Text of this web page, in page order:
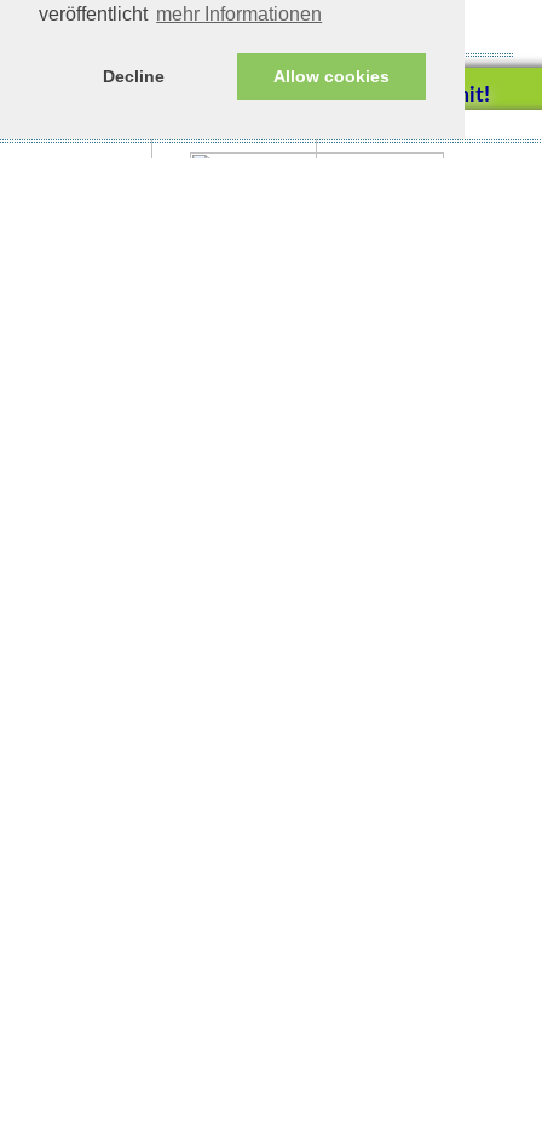
veröffentlicht mehr Informationen
Decline Allow cookies
Lusi in Augsburg
Freundliches Katzenmädchen möchte
endlich ein richtiges Familienmitglied
werden
Helfen Sie mit!
einen Einkauf bei